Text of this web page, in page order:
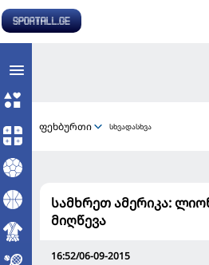
ფეხბურთი სხვადასხვა
სამხრეთ ამერიკა:
მიღწევა
16:52/06-09-2015